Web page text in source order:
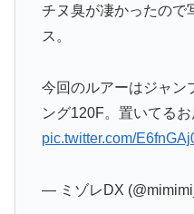
チヌ臭が凄かったので
ス。
今回のルアーはジャン
ング120F。置いてる
pic.twitter.com/
— ミゾレDX